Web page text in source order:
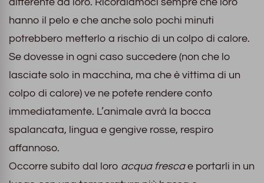
hanno il pelo e che anche solo pochi minuti
potrebbero metterlo a rischio di un colpo di calore.
Se dovesse in ogni caso succedere (non che lo
lasciate solo in macchina, ma che è vittima di un
colpo di calore) ve ne potete rendere conto
immediatamente. L’animale avrà la bocca
spalancata, lingua e gengive rosse, respiro
affannoso.
Occorre subito dal loro acqua frescae portarli in un